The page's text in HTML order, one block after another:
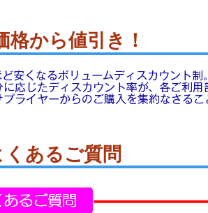
格から値引き！
安くなるボリュームディスカウント制
応じたディスカウント率が、各ご利用
ライヤーからのご購入を集約なさる
あるご質問